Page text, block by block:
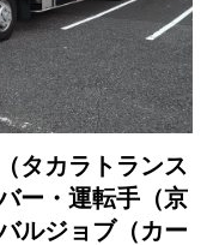
タカラトランス
ー・運転手（京
ルジョブ（カー